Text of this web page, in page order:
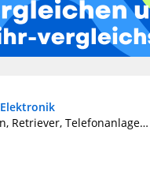
Elektronik
Automation, Retriever, Telefonanlage,Router zu verkaufen alle Geräte okay Versandkosten auf Anfrage